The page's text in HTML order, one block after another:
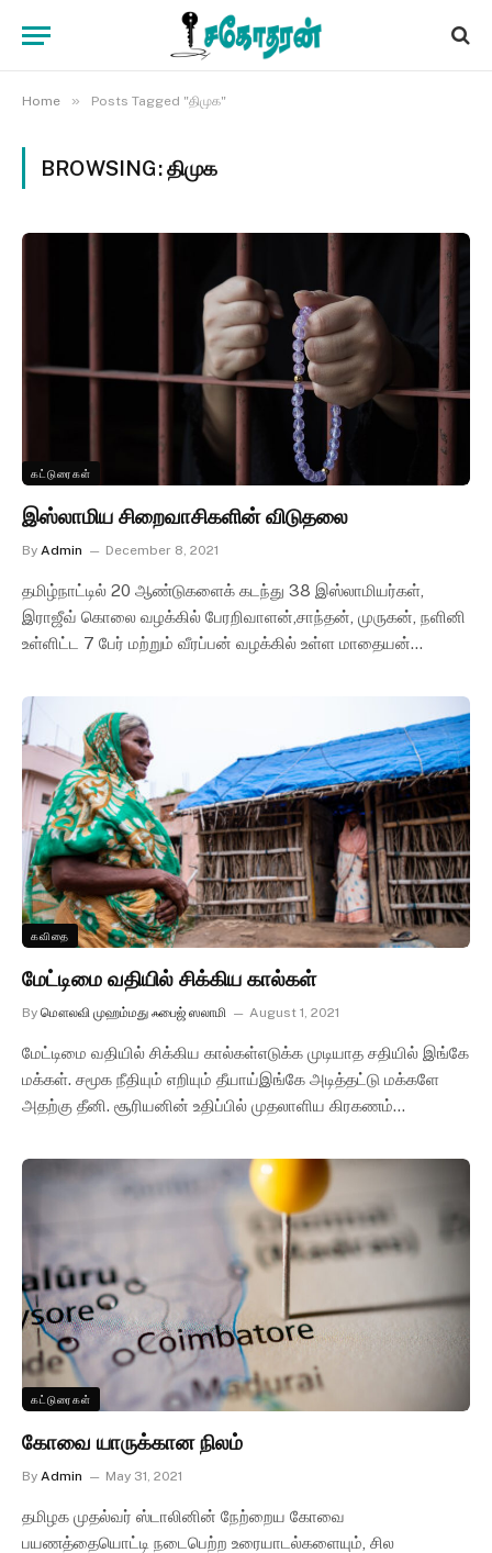
Home » Posts Tagged "திமுக"
BROWSING:திமுக
கட்டுரைகள்
இஸ்லாமிய சிறைவாசிகளின் விடுதலை
By Admin December 8, 2021
தமிழ்நாட்டில் 20 ஆண்டுகளைக் கடந்து 38 இஸ்லாமியர்கள்,
இராஜீவ் கொலை வழக்கில் பேரறிவாளன்,சாந்தன், முருகன், நளினி
உள்ளிட்ட 7 பேர் மற்றும் வீரப்பன் வழக்கில் உள்ள மாதையன்…
கவிதை
மேட்டிமை வதியில் சிக்கிய கால்கள்
By மௌலவி முஹம்மது ஃபைஜ் ஸலாமி August 1, 2021
மேட்டிமை வதியில் சிக்கிய கால்கள்எடுக்க முடியாத சதியில் இங்கே
மக்கள். சமூக நீதியும் எறியும் தீயாய்இங்கே அடித்தட்டு மக்களே
அதற்கு தீனி. சூரியனின் உதிப்பில் முதலாளிய கிரகணம்…
கட்டுரைகள்
கோவை யாருக்கான நிலம்
By Admin May 31, 2021
தமிழக முதல்வர் ஸ்டாலினின் நேற்றைய கோவை
பயணத்தையொட்டி நடைபெற்ற உரையாடல்களையும், சில